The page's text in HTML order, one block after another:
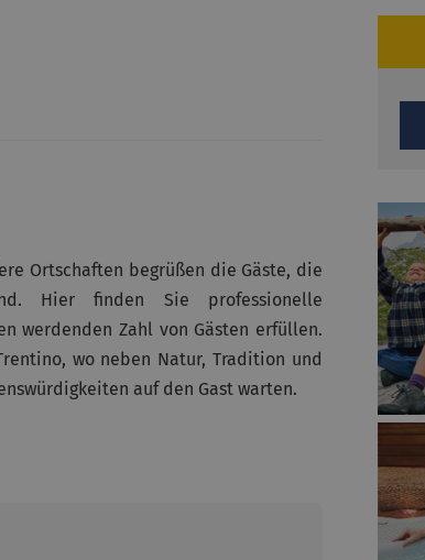
Ortschaften begrüßen die Gäste, die
Hier finden Sie professionelle
werdenden Zahl von Gästen erfüllen.
wo neben Natur, Tradition und
auf den Gast warten.